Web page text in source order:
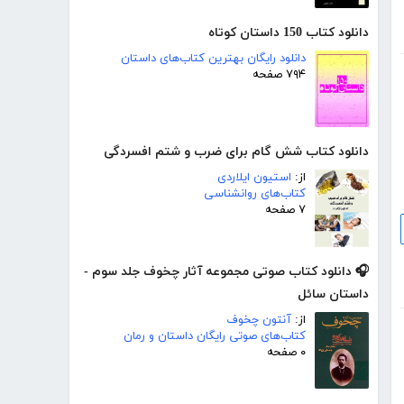
دانلود کتاب 150 داستان کوتاه
دانلود رایگان بهترین کتاب‌های داستان
۷۹۴ صفحه
دانلود کتاب شش گام برای ضرب و شتم افسردگی
از: استیون ایلاردی
کتاب‌های روانشناسی
۷ صفحه
🎧 دانلود کتاب صوتی مجموعه آثار چخوف جلد سوم -
داستان سائل
از: آنتون چخوف
کتاب‌های صوتی رایگان داستان و رمان
۰ صفحه